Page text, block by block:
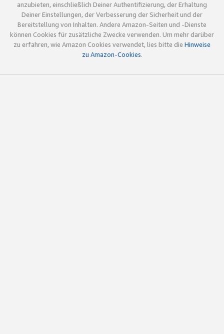
anzubieten, einschließlich Deiner Authentifizierung, der Erhaltung
Deiner Einstellungen, der Verbesserung der Sicherheit und der
Bereitstellung von Inhalten. Andere Amazon-Seiten und -Dienste
können Cookies für zusätzliche Zwecke verwenden. Um mehr darüber
zu erfahren, wie Amazon Cookies verwendet, lies bitte die Hinweise
zu Amazon-Cookies.